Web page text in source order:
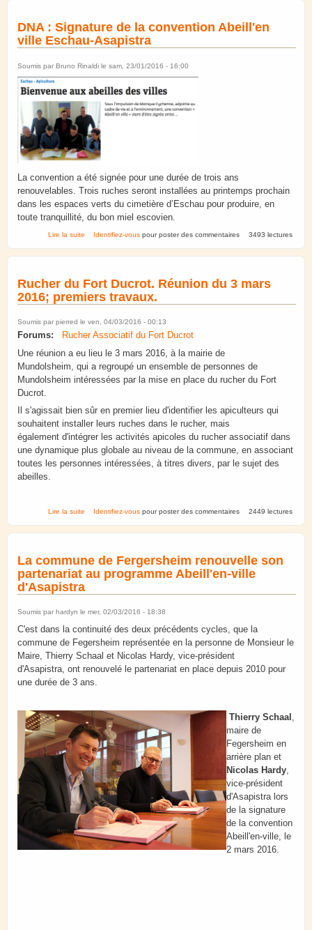
DNA : Signature de la convention Abeill'en
ville Eschau-Asapistra
Soumis par Bruno Rinaldi le sam, 23/01/2016 - 16:00
La convention a été signée pour une durée de trois ans
renouvelables. Trois ruches seront installées au printemps prochain
dans les espaces verts du cimetière d’Eschau pour produire, en
toute tranquillité, du bon miel escovien.
Lire la suite de DNA : Signature de la convention Abeill'en ville Eschau-Asapistra
Identifiez-vous pour poster des commentaires 3493 lectures
Rucher du Fort Ducrot. Réunion du 3 mars
2016; premiers travaux.
Soumis par pierred le ven, 04/03/2016 - 00:13
Forums:
Rucher Associatif du Fort Ducrot
Une réunion a eu lieu le 3 mars 2016, à la mairie de
Mundolsheim, qui a regroupé un ensemble de personnes de
Mundolsheim intéressées par la mise en place du rucher du Fort
Ducrot.
Il s'agissait bien sûr en premier lieu d'identifier les apiculteurs qui
souhaitent installer leurs ruches dans le rucher, mais
également d'intégrer les activités apicoles du rucher associatif dans
une dynamique plus globale au niveau de la commune, en associant
toutes les personnes intéressées, à titres divers, par le sujet des
abeilles.
Lire la suite de Rucher du Fort Ducrot. Réunion du 3 mars 2016; premiers
Identifiez-vous pour poster des commentaires 2449 lectures
La commune de Fergersheim renouvelle son
partenariat au programme Abeill'en-ville
d'Asapistra
Soumis par hardyn le mer, 02/03/2016 - 18:38
C'est dans la continuité des deux précédents cycles, que la
commune de Fegersheim représentée en la personne de Monsieur le
Maire, Thierry Schaal et Nicolas Hardy, vice-président
d'Asapistra, ont renouvelé le partenariat en place depuis 2010 pour
une durée de 3 ans.
Thierry Schaal
maire de
Fegersheim en
arrière plan et
Nicolas Hardy
vice-président
d'Asapistra lors
de la signature
de la convention
Abeill'en-ville, le
2 mars 2016.